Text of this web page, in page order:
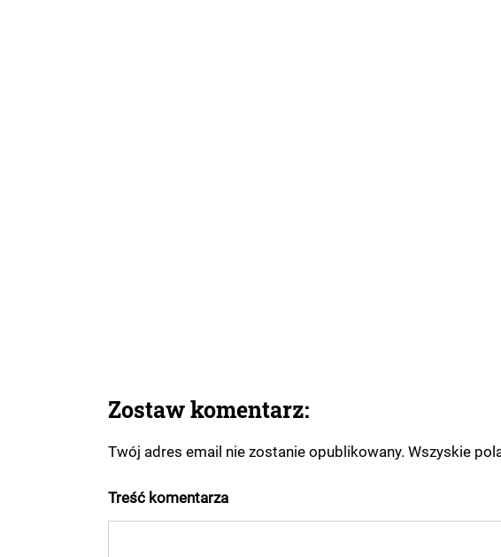
Zostaw komentarz:
Twój adres email nie zostanie opublikowany. Wszyskie
Treść komentarza